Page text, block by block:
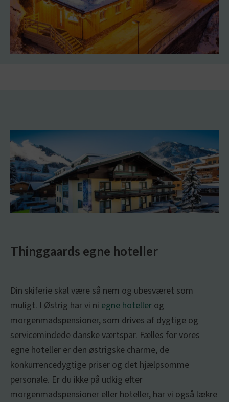
Thinggaards egne hoteller
Din skiferie skal være så nem og ubesværet som
muligt. I Østrig har vi ni egne hoteller og
morgenmadspensioner, som drives af dygtige og
servicemindede danske værtspar. Fælles for vores
egne hoteller er den østrigske charme, de
konkurrencedygtige priser og det hjælpsomme
personale. Er du ikke på udkig efter
morgenmadspensioner eller hoteller, har vi også lækre